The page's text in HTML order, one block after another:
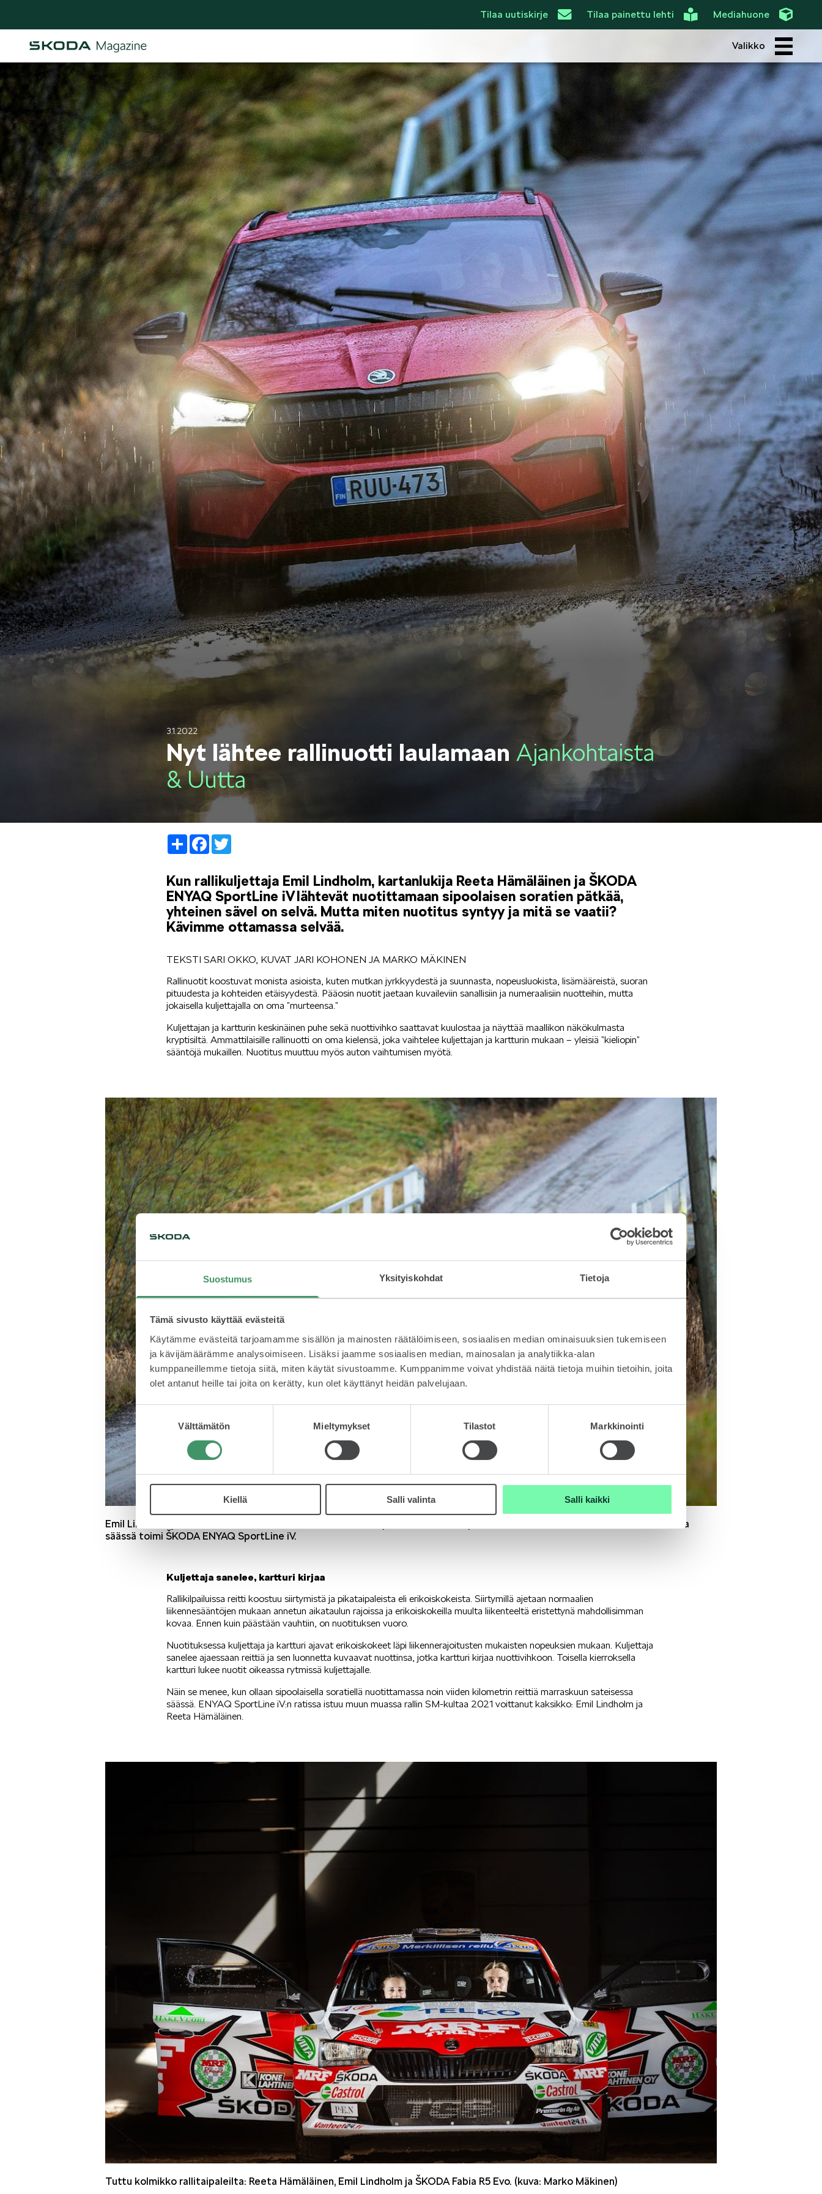
Suostumus Yksityiskohdat Tietoja
Tämä sivusto käyttää evästeitä
Käytämme evästeitä tarjoamamme sisällön ja mainosten räätälöimiseen, sosiaalisen median ominaisuuksien tukemiseen
ja kävijämäärämme analysoimiseen. Lisäksi jaamme sosiaalisen median, mainosalan ja analytiikka-alan
kumppaneillemme tietoja siitä, miten käytät sivustoamme. Kumppanimme voivat yhdistää näitä tietoja muihin tietoihin, joita
olet antanut heille tai joita on kerätty, kun olet käyttänyt heidän palvelujaan.
Suostumuksen
valinta
Välttämätön Mieltymykset Tilastot Markkinointi
Kiellä Salli valinta Salli kaikki
Tilaa uutiskirje Tilaa painettu lehti Mediahuone
Valikko
Osastot
AJANKOHTAISTA & UUTTA LIFESTYLE ŠKODA SPONSOROI SIMPLY CLEVER
SÄHKÖAUTOILU KOEAJOSSA KUVASSA
MEIDÄN ŠKODAMME ŠKODA PALVELEE VASTUULLISUUS ŠKODA 130 VUOTTA
ŠKODA MEDIASSA
SPONSOROINTI &
YHTEISTYÖ
KLASSIKOT
Mallit
FABIA OCTAVIA SCALA KAMIQ
3.1.2022
Nyt lähtee rallinuotti laulamaan Ajankohtaista
& Uutta
ShareFacebook
Kun rallikuljettaja Emil Lindholm, kartanlukija Reeta Hämäläinen ja ŠKODA
ENYAQ SportLine iV lähtevät nuotittamaan sipoolaisen soratien pätkää,
yhteinen sävel on selvä. Mutta miten nuotitus syntyy ja mitä se vaatii?
Kävimme ottamassa selvää.
TEKSTI SARI OKKO, KUVAT JARI KOHONEN JA MARKO MÄKINEN
Rallinuotit koostuvat monista asioista, kuten mutkan jyrkkyydestä ja suunnasta, nopeusluokista, lisämääreistä, suoran
pituudesta ja kohteiden etäisyydestä. Pääosin nuotit jaetaan kuvaileviin sanallisiin ja numeraalisiin nuotteihin, mutta
jokaisella kuljettajalla on oma ”murteensa.”
Kuljettajan ja kartturin keskinäinen puhe sekä nuottivihko saattavat kuulostaa ja näyttää maallikon näkökulmasta
kryptisiltä. Ammattilaisille rallinuotti on oma kielensä, joka vaihtelee kuljettajan ja kartturin mukaan – yleisiä ”kieliopin”
sääntöjä mukaillen. Nuotitus muuttuu myös auton vaihtumisen myötä.
Emil Lindholm ja Reeta Hämäläinen lähtivät nuotittamaan sipoolaista soratienpätkää. Nuotitusautona marraskuun sateisessa
säässä toimi ŠKODA ENYAQ SportLine iV.
Kuljettaja sanelee, kartturi kirjaa
Rallikilpailuissa reitti koostuu siirtymistä ja pikataipaleista eli erikoiskokeista. Siirtymillä ajetaan normaalien
liikennesääntöjen mukaan annetun aikataulun rajoissa ja erikoiskokeilla muulta liikenteeltä eristettynä mahdollisimman
kovaa. Ennen kuin päästään vauhtiin, on nuotituksen vuoro.
Nuotituksessa kuljettaja ja kartturi ajavat erikoiskokeet läpi liikennerajoitusten mukaisten nopeuksien mukaan. Kuljettaja
sanelee ajaessaan reittiä ja sen luonnetta kuvaavat nuottinsa, jotka kartturi kirjaa nuottivihkoon. Toisella kierroksella
kartturi lukee nuotit oikeassa rytmissä kuljettajalle.
Näin se menee, kun ollaan sipoolaisella soratiellä nuotittamassa noin viiden kilometrin reittiä marraskuun sateisessa
säässä. ENYAQ SportLine iV:n ratissa istuu muun muassa rallin SM-kultaa 2021 voittanut kaksikko: Emil Lindholm ja
Reeta Hämäläinen.
Tuttu kolmikko rallitaipaleilta: Reeta Hämäläinen, Emil Lindholm ja ŠKODA Fabia R5 Evo. (kuva: Marko Mäkinen)